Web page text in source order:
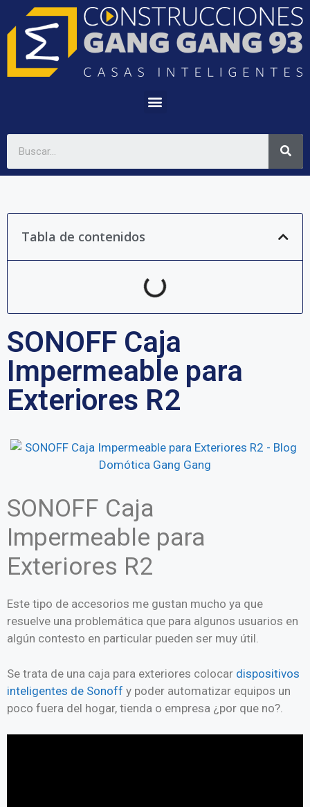
Tabla de contenidos
SONOFF Caja
Impermeable para
Exteriores R2
SONOFF Caja
Impermeable para
Exteriores R2
Este tipo de accesorios me gustan mucho ya que
resuelve una problemática que para algunos usuarios en
algún contesto en particular pueden ser muy útil.
Se trata de una caja para exteriores colocar dispositivos
inteligentes de Sonoff y poder automatizar equipos un
poco fuera del hogar, tienda o empresa ¿por que no?.